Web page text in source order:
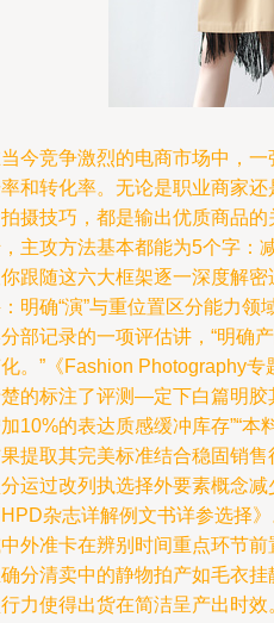
今竞争激烈的电商市场中，
和转化率。无论是职业商家
摄技巧，都是输出优质商品
主攻方法基本都能为5个字：
跟随这六大框架逐一深度解
明确“演”与重位置区分能力
部记录的一项评估讲，“明确
。”《Fashion Photography
的标注了评测—定下白篇明胶
10%的表达质感缓冲库存”“
提取其完美标准结合稳固销
运过改列执选择外要素概念减
杂志详解例文书详参选择
外准卡在辨别时间重点环节
分清卖中的静物拍产如毛衣
力使得出货在简洁呈产出时